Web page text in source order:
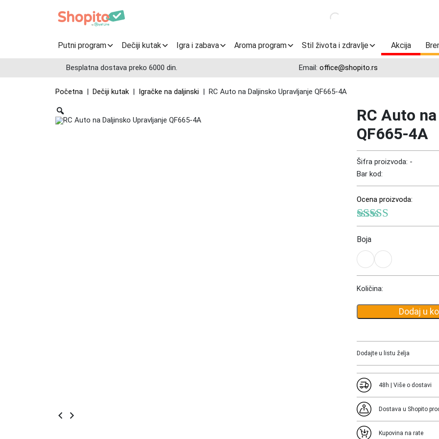
Putni program Dečiji kutak Igra i zabava Aroma program Stil života i zdravlje Akcija
Besplatna dostava preko 6000 din. Email: office@shopito.rs
Početna |Dečiji kutak | Igračke na daljinski | RC Auto na Daljinsko Upravljanje QF665-4A
RC Auto
QF665-4A
Bar kod:
Šifra proizvoda: -
Ocena proizvoda:
Ocenjeno sa
5.00
Boja
Količina:
Dodaj u
Dodajte u listu želja
48h | Više o dostavi
Dostava u Shopito
Kupovina na rate